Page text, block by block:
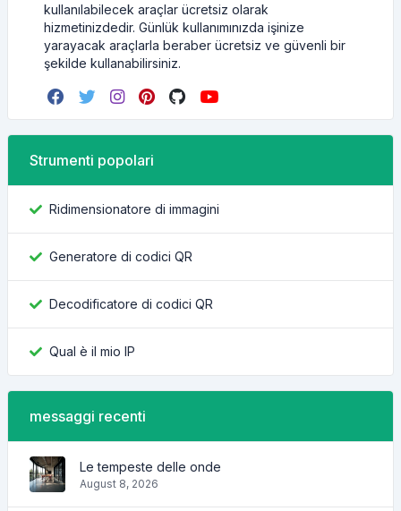
kullanılabilecek araçlar ücretsiz olarak
hizmetinizdedir. Günlük kullanımınızda işinize
yarayacak araçlarla beraber ücretsiz ve güvenli bir
şekilde kullanabilirsiniz.
Strumenti popolari
Ridimensionatore di immagini
Generatore di codici QR
Decodificatore di codici QR
Qual è il mio IP
messaggi recenti
Le tempeste delle onde
August 8, 2026